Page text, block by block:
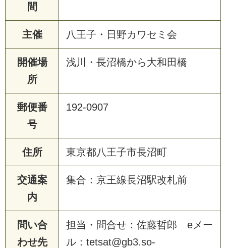
間
主催 八王子・日野カワセミ会
開催場
所
浅川・長沼橋から大和田橋
郵便番
号
192-0907
住所 東京都八王子市長沼町
交通案
内
集合：京王線長沼駅改札前
問い合
わせ先
担当・問合せ：佐藤哲郎 eメー
ル：tetsat@gb3.so-